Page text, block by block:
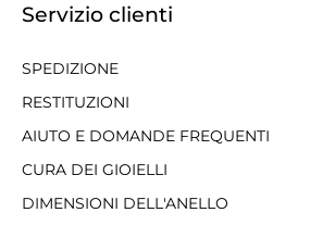
Servizio clienti
SPEDIZIONE
RESTITUZIONI
AIUTO E DOMANDE FREQUENTI
CURA DEI GIOIELLI
DIMENSIONI DELL'ANELLO